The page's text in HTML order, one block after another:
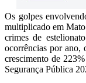
Os golpes
multiplicado em
crimes de
ocorrências por ano,
crescimento de
Segurança Pública